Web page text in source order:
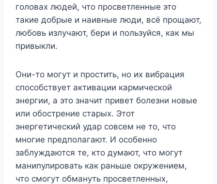
головах людей, что просветленные это
такие добрые и наивные люди, всё прощают,
любовь излучают, бери и пользуйся, как мы
привыкли.
Они-то могут и простить, но их вибрация
способствует активации кармической
энергии, а это значит привет болезни новые
или обострение старых. Этот
энергетический удар совсем не то, что
многие предполагают. И особенно
заблуждаются те, кто думают, что могут
манипулировать как раньше окружением,
что смогут обмануть просветленных,